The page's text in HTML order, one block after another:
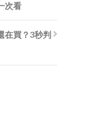
次看
在買？3秒判